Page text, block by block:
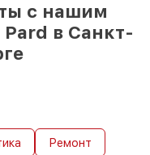
с нашим
в Санкт-
Ремонт